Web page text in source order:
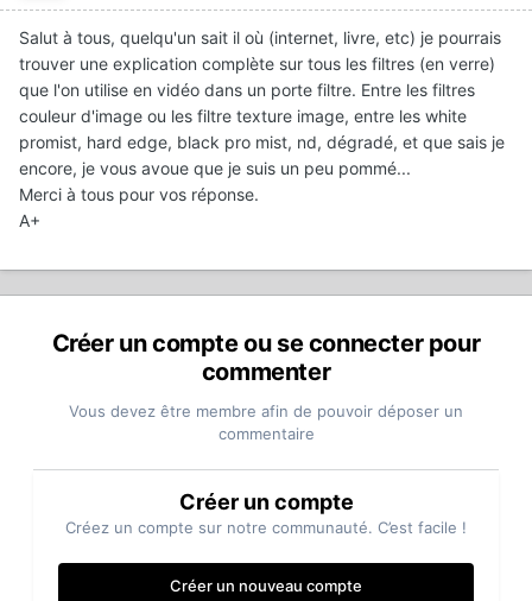
Salut à tous, quelqu'un sait il où (internet, livre, etc) je pourrais
trouver une explication complète sur tous les filtres (en verre)
que l'on utilise en vidéo dans un porte filtre. Entre les filtres
couleur d'image ou les filtre texture image, entre les white
promist, hard edge, black pro mist, nd, dégradé, et que sais je
encore, je vous avoue que je suis un peu pommé...
Merci à tous pour vos réponse.
A+
Créer un compte ou se connecter pour
commenter
Vous devez être membre afin de pouvoir déposer un
commentaire
Créer un compte
Créez un compte sur notre communauté. C’est facile !
Créer un nouveau compte